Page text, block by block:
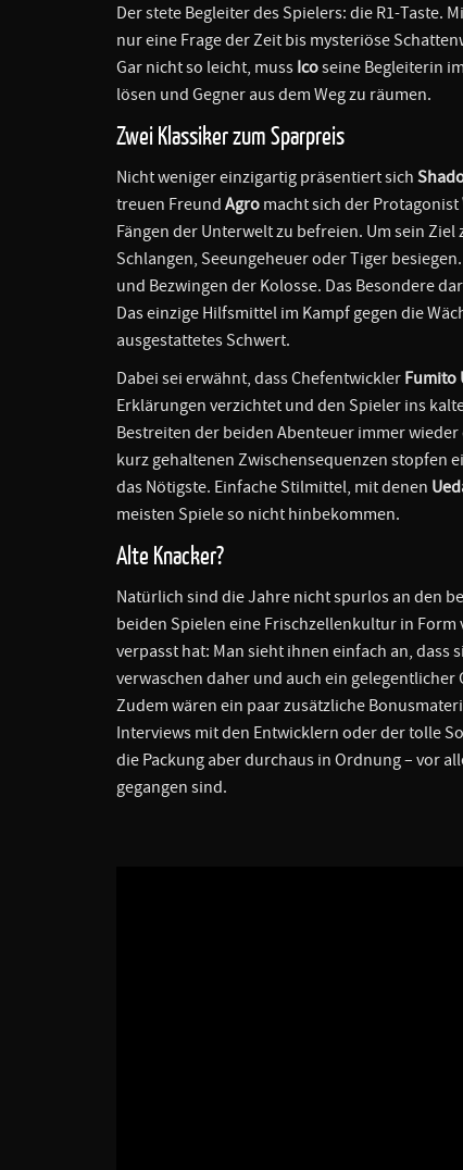
Der stete Begleiter des Spielers: die R1-Taste.
nur eine Frage der Zeit bis mysteriöse
Gar nicht so leicht, muss Icoseine Begleiterin
lösen und Gegner aus dem Weg zu räumen.
Zwei Klassiker zum Sparpreis
Nicht weniger einzigartig präsentiert sich
treuen Freund Agro macht sich der Protagonist
Fängen der Unterwelt zu befreien. Um sein
Schlangen, Seeungeheuer oder Tiger
und Bezwingen der Kolosse. Das Besondere
Das einzige Hilfsmittel im Kampf gegen die
ausgestattetes Schwert.
Dabei sei erwähnt, dass Chefentwickler Fumito
Erklärungen verzichtet und den Spieler ins
Bestreiten der beiden Abenteuer immer
kurz gehaltenen Zwischensequenzen stopfen
das Nötigste. Einfache Stilmittel, mit denen
meisten Spiele so nicht hinbekommen.
Alte Knacker?
Natürlich sind die Jahre nicht spurlos an den
beiden Spielen eine Frischzellenkultur in
verpasst hat: Man sieht ihnen einfach an, dass
verwaschen daher und auch ein
Zudem wären ein paar zusätzliche
Interviews mit den Entwicklern oder der tolle
die Packung aber durchaus in Ordnung – vor
gegangen sind.